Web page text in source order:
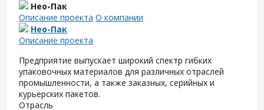
Нео-Пак
Описание проекта О компании
Нео-Пак
Описание проекта
Предприятие выпускает широкий спектр гибких
упаковочных материалов для различных отраслей
промышленности, а также заказных, серийных и
курьерских пакетов.
Отрасль